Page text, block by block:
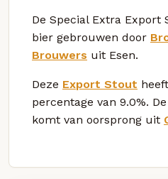
De Special Extra Export
bier gebrouwen door
Brouwers uit Esen.
Deze Export Stout
percentage van 9.0%.
komt van oorsprong uit